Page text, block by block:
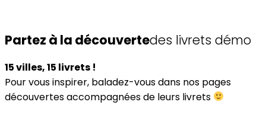
Partez à la découvertedes livrets démo
15 villes, 15 livrets !
Pour vous inspirer, baladez-vous dans nos pages
découvertes accompagnées de leurs livrets